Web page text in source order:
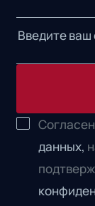
данных,